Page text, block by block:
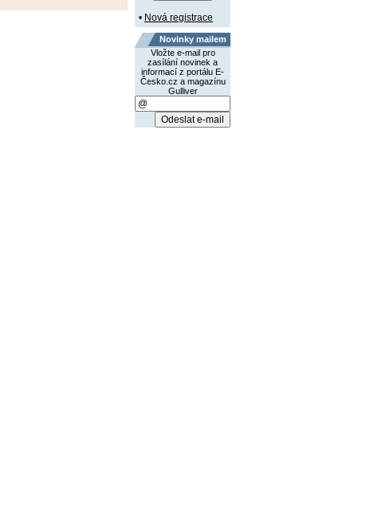
• Nová registrace
Novinky mailem
Vložte e-mail pro
zasílání novinek a
informací z portálu E-
Česko.cz a magazínu
Gulliver